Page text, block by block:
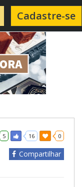
Cadastre-se
5 16 0
Compartilhar